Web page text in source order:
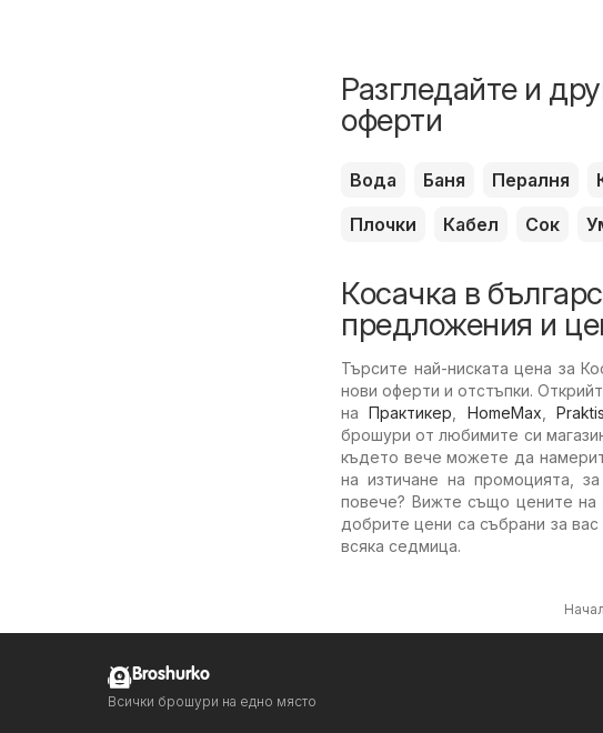
Разгледайте и
оферти
Вода Баня Пералня
Плочки
Кабел Сок
Косачка в
предложения и
Търсите най-ниската цена за
нови оферти и отстъпки.
наПрактикер HomeMax ,Praktis
брошури от любимите си
където вече можете да
на изтичане на промоцията,
повече? Вижте също цените на
добрите цени са събрани за
всяка седмица.
Broshurko
Всички брошури на едно място